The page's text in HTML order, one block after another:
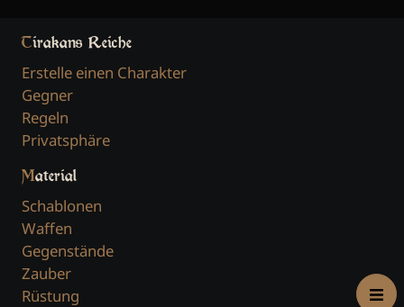
Tirakans Reiche
Erstelle einen Charakter
Gegner
Regeln
Privatsphäre
Material
Schablonen
Waffen
Gegenstände
Zauber
Rüstung